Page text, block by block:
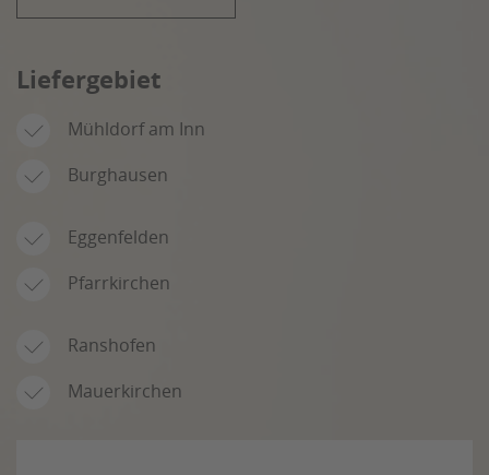
Liefergebiet
Mühldorf am Inn
Burghausen
Eggenfelden
Pfarrkirchen
Ranshofen
Mauerkirchen